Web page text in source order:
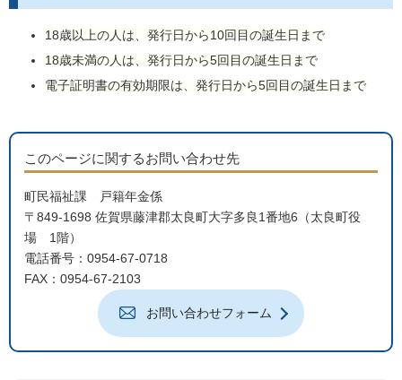
18歳以上の人は、発行日から10回目の誕生日まで
18歳未満の人は、発行日から5回目の誕生日まで
電子証明書の有効期限は、発行日から5回目の誕生日まで
このページに関するお問い合わせ先
町民福祉課 戸籍年金係
〒849-1698 佐賀県藤津郡太良町大字多良1番地6（太良町役
場 1階）
電話番号：0954-67-0718
FAX：0954-67-2103
お問い合わせフォーム